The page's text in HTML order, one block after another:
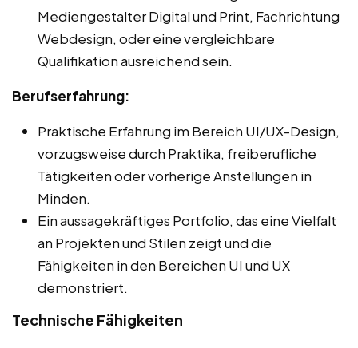
Mediengestalter Digital und Print, Fachrichtung
Webdesign, oder eine vergleichbare
Qualifikation ausreichend sein.
Berufserfahrung:
Praktische Erfahrung im Bereich UI/UX-Design,
vorzugsweise durch Praktika, freiberufliche
Tätigkeiten oder vorherige Anstellungen in
Minden.
Ein aussagekräftiges Portfolio, das eine Vielfalt
an Projekten und Stilen zeigt und die
Fähigkeiten in den Bereichen UI und UX
demonstriert.
Technische Fähigkeiten